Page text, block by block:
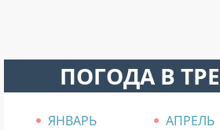
ПОГОДА В
ЯНВАРЬ АПРЕЛЬ